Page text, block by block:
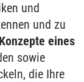
und
und zu
eines
sowie
die Ihre